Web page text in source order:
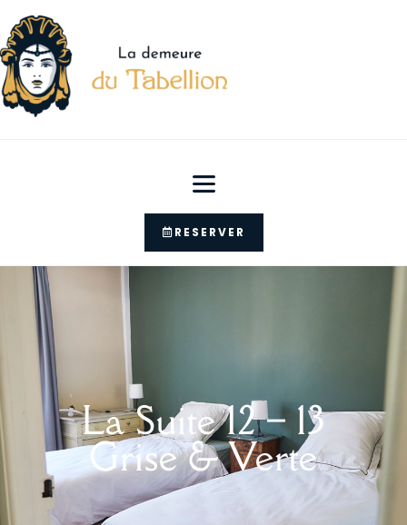
RESERVER
La Suite 12 – 13
Grise & Verte